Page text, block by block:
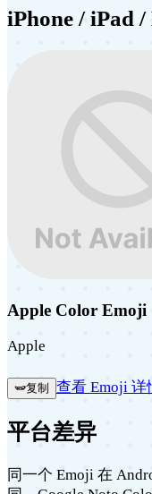
iPhone / iPad
Apple Color Emoji
Apple
🫛复制 查看 Emoji 详
平台差异
同一个 Emoji 在